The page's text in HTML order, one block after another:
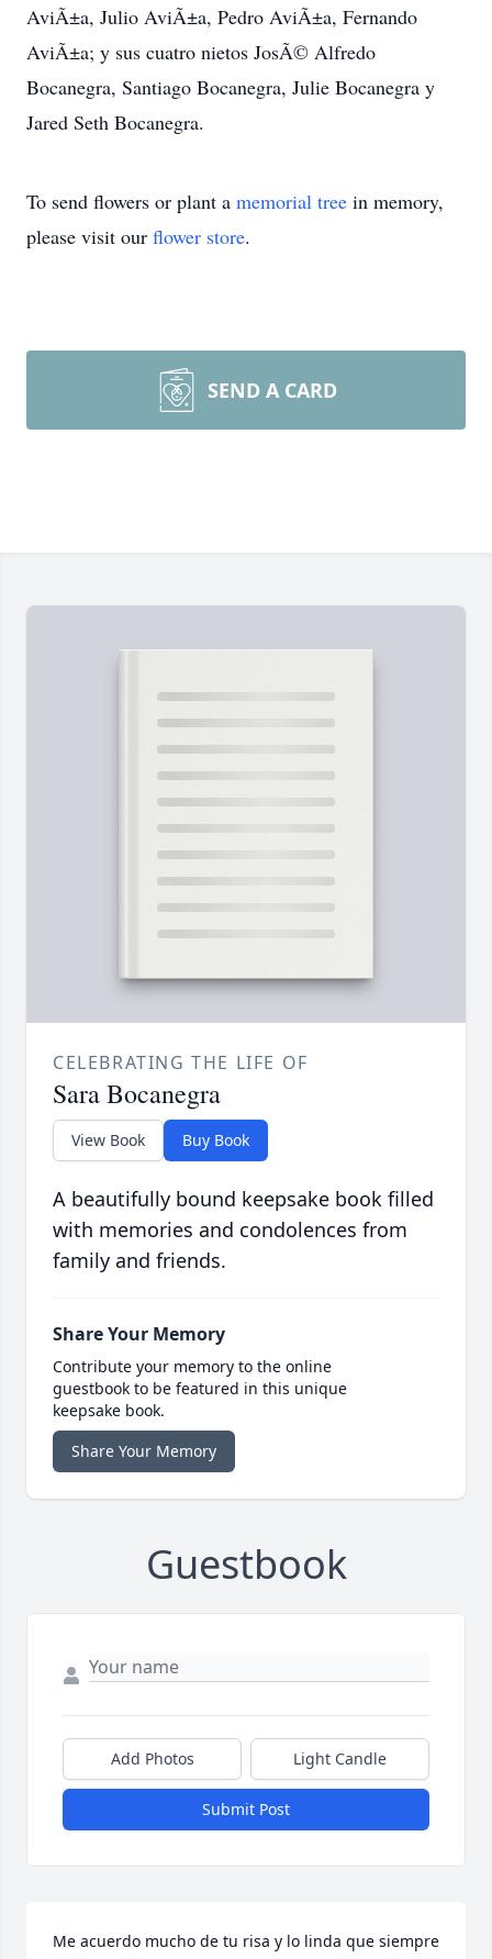
AviÃ±a, Julio AviÃ±a, Pedro AviÃ±a, Fernando
AviÃ±a; y sus cuatro nietos JosÃ© Alfredo
Bocanegra, Santiago Bocanegra, Julie Bocanegra y
Jared Seth Bocanegra.
To send flowers or plant a memorial tree in memory,
please visit our flower store.
SEND A CARD
CELEBRATING THE LIFE OF
Sara Bocanegra
View Book Buy Book
A beautifully bound keepsake book filled
with memories and condolences from
family and friends.
Share Your Memory
Contribute your memory to the online
guestbook to be featured in this unique
keepsake book.
Share Your Memory
Guestbook
Add Photos Light Candle
Submit Post
Me acuerdo mucho de tu risa y lo linda que siempre